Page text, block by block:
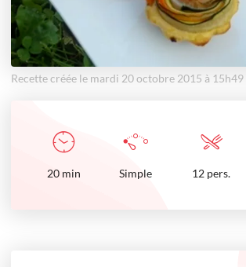
Recette créée le mardi 20 octobre 2015 à 15h49
20 min Simple 12 pers.